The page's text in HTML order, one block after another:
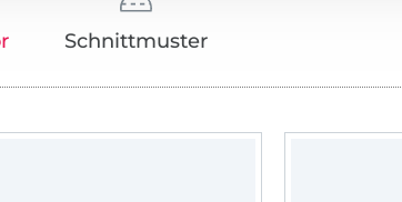
Schnittmuster